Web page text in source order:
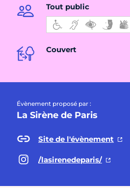
Tout public
Couvert
Évènement proposé par :
La Sirène de Paris
Site de l'évènement
/lasirenedeparis/